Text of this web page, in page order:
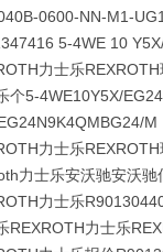
0600-NN-M1-
5-4WE 10
力士乐
个5-4WE10Y5X/
M
力士乐
力士乐安沃驰安沃
力士乐
REXROTH力士乐